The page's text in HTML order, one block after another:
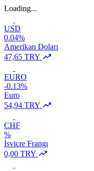
Loading...
USD
0.04%
Amerikan Doları
47,65 TRY
EURO
-0.13%
Euro
54,94 TRY
CHF
%
İsviçre Frangı
0,00 TRY